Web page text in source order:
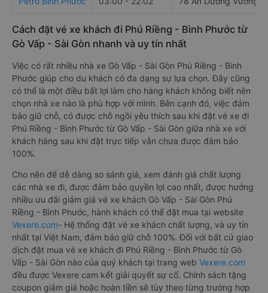
Cách đặt vé xe khách đi Phú Riềng - Bình Phước từ
Gò Vấp - Sài Gòn nhanh và uy tín nhất
Việc có rất nhiều nhà xe Gò Vấp - Sài Gòn Phú Riềng - Bình
Phước giúp cho du khách có đa dạng sự lựa chọn. Đây cũng
có thể là một điều bất lợi làm cho hàng khách không biết nên
chọn nhà xe nào là phù hợp với mình. Bên cạnh đó, việc đảm
bảo giữ chỗ, có được chỗ ngồi yêu thích sau khi đặt vé xe đi
Phú Riềng - Bình Phước từ Gò Vấp - Sài Gòn giữa nhà xe với
khách hàng sau khi đặt trực tiếp vẫn chưa được đảm bảo
100%.
Cho nên để dễ dàng so sánh giá, xem đánh giá chất lượng
các nhà xe đi, được đảm bảo quyền lợi cao nhất, được hưởng
nhiều ưu đãi giảm giá vé xe khách Gò Vấp - Sài Gòn Phú
Riềng - Bình Phước, hành khách có thể đặt mua tại website
Vexere.com- Hệ thống đặt vé xe khách chất lượng, và uy tín
nhất tại Việt Nam, đảm bảo giữ chỗ 100%. Đối với bất cứ giao
dịch đặt mua vé xe khách đi Phú Riềng - Bình Phước từ Gò
Vấp - Sài Gòn nào của quý khách tại trang web Vexere.com
đều được Vexere cam kết giải quyết sự cố. Chính sách tặng
coupon giảm giá hoặc hoàn tiền sẽ tùy theo từng trường hợp